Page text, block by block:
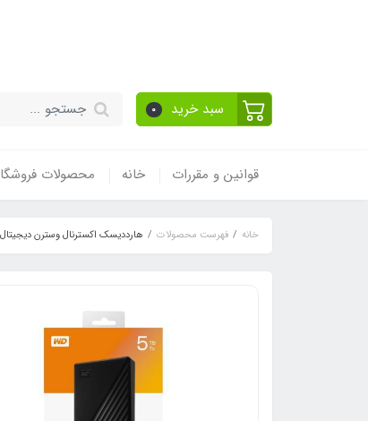
سبد خرید 0
قوانین و مقررات خانه محصولات
خانه فهرست محصولات هارددیسک اکسترنال وسترن دیجیتال 5ترابایت MY PASSPORT